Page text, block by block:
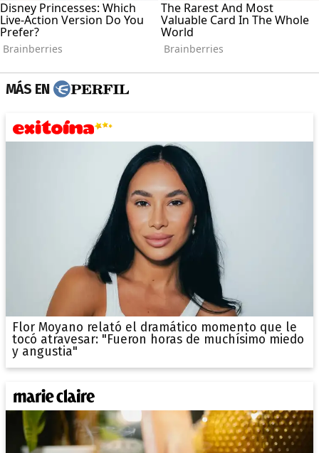
MÁS EN
Flor Moyano relató el dramático momento que le
tocó atravesar: "Fueron horas de muchísimo miedo
y angustia"